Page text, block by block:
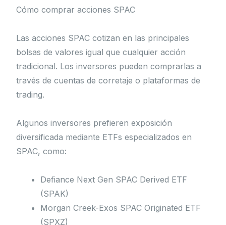
Cómo comprar acciones SPAC
Las acciones SPAC cotizan en las principales
bolsas de valores igual que cualquier acción
tradicional. Los inversores pueden comprarlas a
través de cuentas de corretaje o plataformas de
trading.
Algunos inversores prefieren exposición
diversificada mediante ETFs especializados en
SPAC, como:
Defiance Next Gen SPAC Derived ETF
(SPAK)
Morgan Creek-Exos SPAC Originated ETF
(SPXZ)